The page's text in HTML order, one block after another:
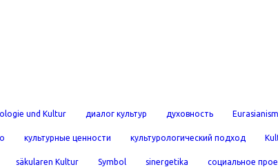
und Kultur диалог культур духовность
культурные ценности культурологический подход
säkularen Kultur Symbol sinergetika социальное